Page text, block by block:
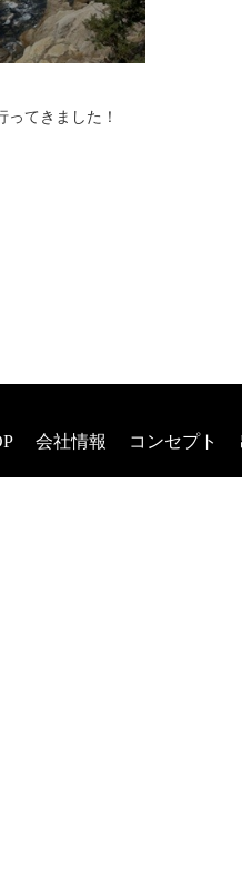
ってきました！
会社情報 コンセプト